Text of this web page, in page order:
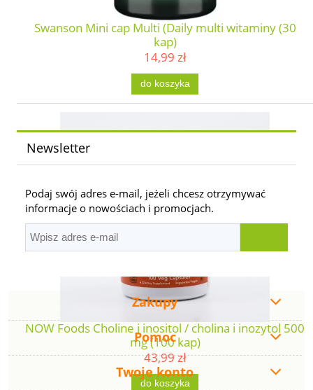
Swanson Mini cap Multi (Daily multi witaminy (30
kap)
14,99 zł
do koszyka
NOW Foods Choline i inositol / cholina i inozytol 500
mg (100 kap)
43,99 zł
do koszyka
Newsletter
Podaj swój adres e-mail, jeżeli chcesz otrzymywać
informacje o nowościach i promocjach.
Zakupy
Pomoc
Twoje konto